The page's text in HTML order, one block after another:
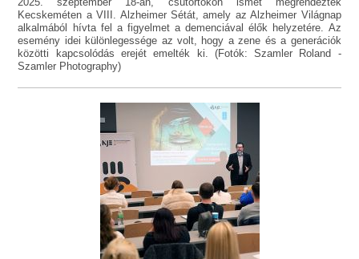
Kecskeméten a VIII. Alzheimer Sétát, amely az Alzheimer Világnap
alkalmából hívta fel a figyelmet a demenciával élők helyzetére. Az
esemény idei különlegessége az volt, hogy a zene és a generációk
közötti kapcsolódás erejét emelték ki. (Fotók: Szamler Roland -
Szamler Photography)